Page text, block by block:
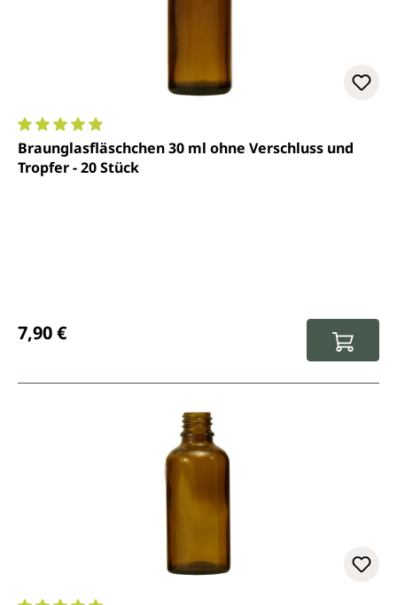
Durchschnittliche Bewertung von 5 von 5 Sternen
Braunglasfläschchen 30 ml ohne Verschluss und
Tropfer - 20 Stück
7,90 €